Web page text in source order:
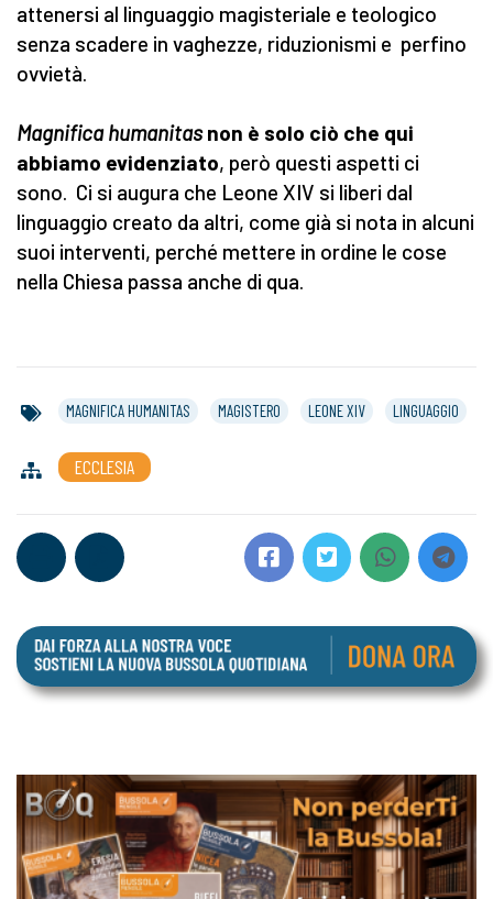
attenersi al linguaggio magisteriale e teologico
senza scadere in vaghezze, riduzionismi e perfino
ovvietà.
Magnifica humanitasnon è solo ciò che qui
abbiamo evidenziato, però questi aspetti ci
sono. Ci si augura che Leone XIV si liberi dal
linguaggio creato da altri, come già si nota in alcuni
suoi interventi, perché mettere in ordine le cose
nella Chiesa passa anche di qua.
MAGNIFICA HUMANITAS MAGISTERO LEONE XIV LINGUAGGIO
ECCLESIA